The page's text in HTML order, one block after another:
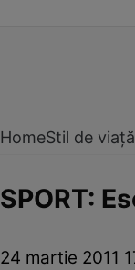
HomeStil de viață
SPORT:
24 martie 2011